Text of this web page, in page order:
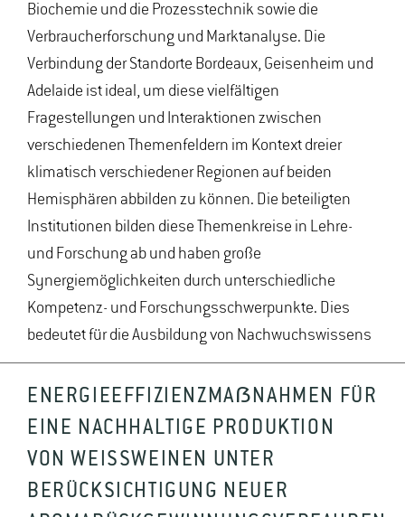
Biochemie und die Prozesstechnik sowie die
Verbraucherforschung und Marktanalyse. Die
Verbindung der Standorte Bordeaux, Geisenheim und
Adelaide ist ideal, um diese vielfältigen
Fragestellungen und Interaktionen zwischen
verschiedenen Themenfeldern im Kontext dreier
klimatisch verschiedener Regionen auf beiden
Hemisphären abbilden zu können. Die beteiligten
Institutionen bilden diese Themenkreise in Lehre-
und Forschung ab und haben große
Synergiemöglichkeiten durch unterschiedliche
Kompetenz- und Forschungsschwerpunkte. Dies
bedeutet für die Ausbildung von Nachwuchswissens
ENERGIEEFFIZIENZMAẞNAHMEN FÜR
EINE NACHHALTIGE PRODUKTION
VON WEISSWEINEN UNTER
BERÜCKSICHTIGUNG NEUER